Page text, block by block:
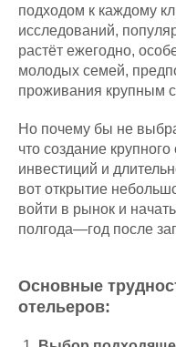
подходом к каждому
исследований,
растёт ежегодно,
молодых семей,
проживания крупным
Но почему бы не
что создание
инвестиций и
вот открытие
войти в рынок и
полгода—год после
Основные
отельеров: